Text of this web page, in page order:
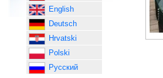
English
Deutsch
Hrvatski
Polski
Русский